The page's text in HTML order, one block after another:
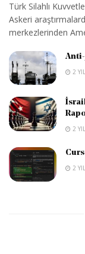
Türk Silahlı
Askeri
merkezlerinden
2
2
2